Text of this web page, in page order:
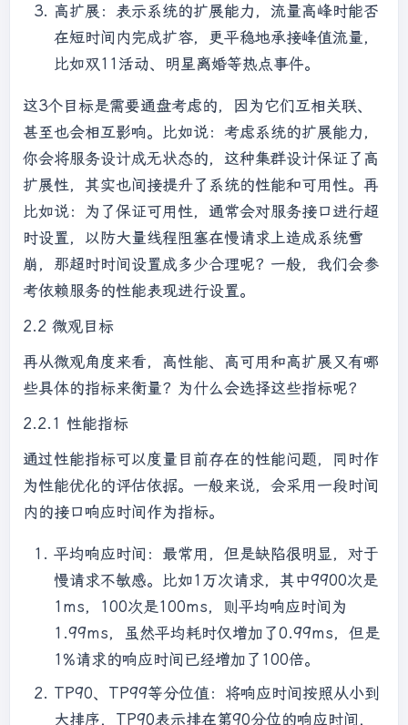
高扩展：表示系统的扩展能力，流量高峰时能否
在短时间内完成扩容，更平稳地承接峰值流量，
比如双11活动、明星离婚等热点事件。
这3个目标是需要通盘考虑的，因为它们互相关联、
甚至也会相互影响。比如说：考虑系统的扩展能力，
你会将服务设计成无状态的，这种集群设计保证了高
扩展性，其实也间接提升了系统的性能和可用性。再
比如说：为了保证可用性，通常会对服务接口进行超
时设置，以防大量线程阻塞在慢请求上造成系统雪
崩，那超时时间设置成多少合理呢？一般，我们会参
考依赖服务的性能表现进行设置。
2.2 微观目标
再从微观角度来看，高性能、高可用和高扩展又有哪
些具体的指标来衡量？为什么会选择这些指标呢？
2.2.1 性能指标
通过性能指标可以度量目前存在的性能问题，同时作
为性能优化的评估依据。一般来说，会采用一段时间
内的接口响应时间作为指标。
平均响应时间：最常用，但是缺陷很明显，对于
慢请求不敏感。比如1万次请求，其中9900次是
1ms，100次是100ms，则平均响应时间为
1.99ms，虽然平均耗时仅增加了0.99ms，但是
1%请求的响应时间已经增加了100倍。
TP90、TP99等分位值：将响应时间按照从小到
大排序，TP90表示排在第90分位的响应时间，